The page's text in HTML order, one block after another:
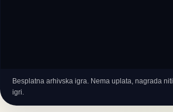
Besplatna arhivska igra. Nema uplata, nagrada
igri.